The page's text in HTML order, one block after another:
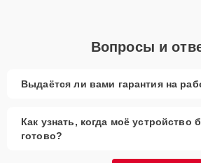
Вопросы и
Выдаётся ли вами гарантия на
Как узнать, когда моё устройство
готово?